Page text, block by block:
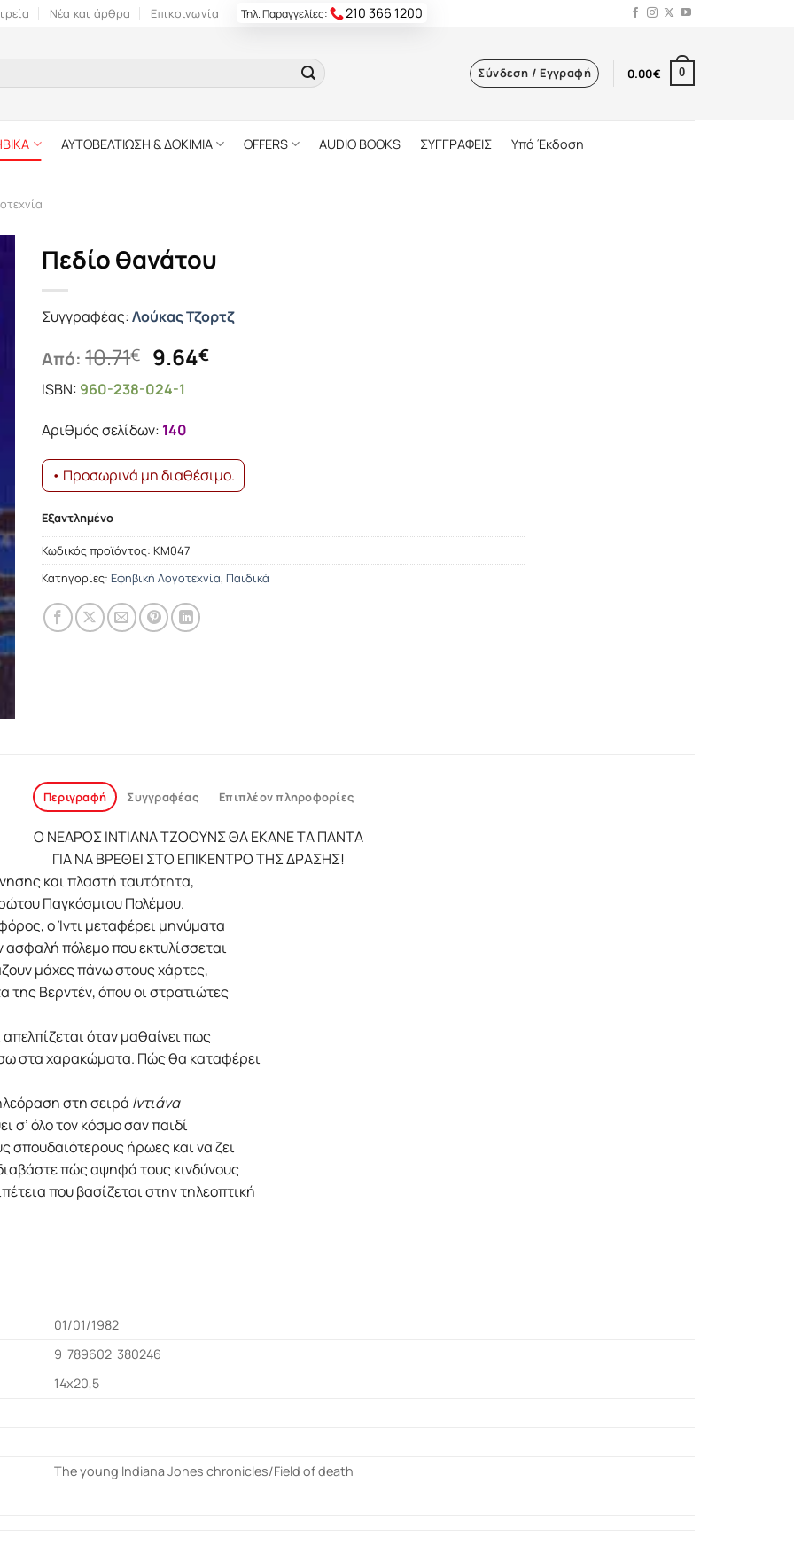
Νέα και άρθρα Επικοινωνία Τηλ. Παραγγελίες: 210 366 1200
Σύνδεση / Εγγραφή 0.00€ 0
ΑΥΤΟΒΕΛΤΙΩΣΗ & ΔΟΚΙΜΙΑ OFFERS AUDIO BOOKS ΣΥΓΓΡΑΦΕΙΣ Υπό Έκδοση
Πεδίο θανάτου
Συγγραφέας:Λούκας Τζορτζ
Από:10.71€ Original
price
was:
10.71€.
9.64€Η
ISBN: 960-238-024-1
Αριθμός σελίδων: 140
• Προσωρινά μη διαθέσιμο.
Εξαντλημένο
Κωδικός προϊόντος:ΚΜ047
Κατηγορίες: Εφηβική Λογοτεχνία, Παιδικά
Περιγραφή Συγγραφέας Επιπλέον πληροφορίες
Ο ΝΕΑΡΟΣ ΙΝΤΙΑΝΑ ΤΖΟΟΥΝΣ ΘΑ ΕΚΑΝΕ ΤΑ ΠΑΝΤΑ
ΓΙΑ ΝΑ ΒΡΕΘΕΙ ΣΤΟ ΕΠΙΚΕΝΤΡΟ ΤΗΣ ΔΡΑΣΗΣ!
και πλαστή ταυτότητα,
Παγκόσμιου Πολέμου.
ο Ίντι μεταφέρει μηνύματα
πόλεμο που εκτυλίσσεται
μάχες πάνω στους χάρτες,
της Βερντέν, όπου οι στρατιώτες
απελπίζεται όταν μαθαίνει πως
στα χαρακώματα. Πώς θα καταφέρει
στη σειρά Ιντιάνα
σ’ όλο τον κόσμο σαν παιδί
σπουδαιότερους ήρωες και να ζει
πώς αψηφά τους κινδύνους
που βασίζεται στην τηλεοπτική
01/01/1982
9-789602-380246
14x20,5
The young Indiana Jones chronicles/Field of death